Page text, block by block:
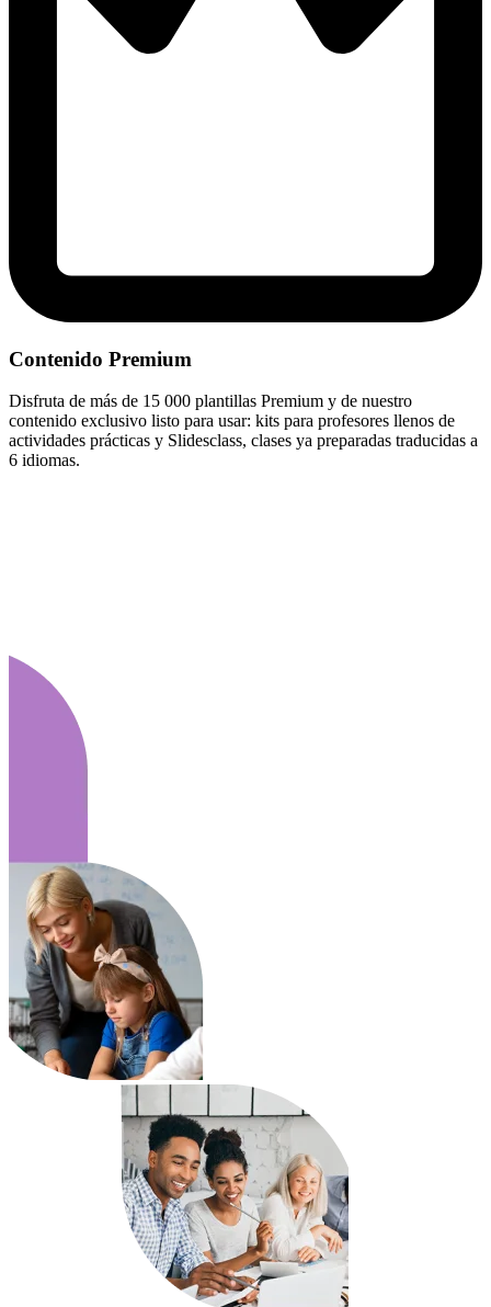
Contenido Premium
Disfruta de más de 15 000 plantillas Premium y de nuestro
contenido exclusivo listo para usar: kits para profesores llenos de
actividades prácticas y Slidesclass, clases ya preparadas traducidas a
6 idiomas.